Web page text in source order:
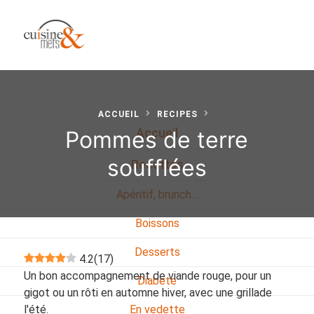
Accueil
Recettes
Apéritif, brunch…
Boissons
Desserts
Diabete
En vedette
ACCUEIL RECIPES
Pommes de terre
soufflées
4.2(17)
Un bon accompagnement de viande rouge, pour un
gigot ou un rôti en automne hiver, avec une grillade
l'été.